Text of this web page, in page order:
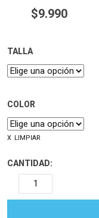
$9.990
TALLA
COLOR
LIMPIAR
CANTIDAD: